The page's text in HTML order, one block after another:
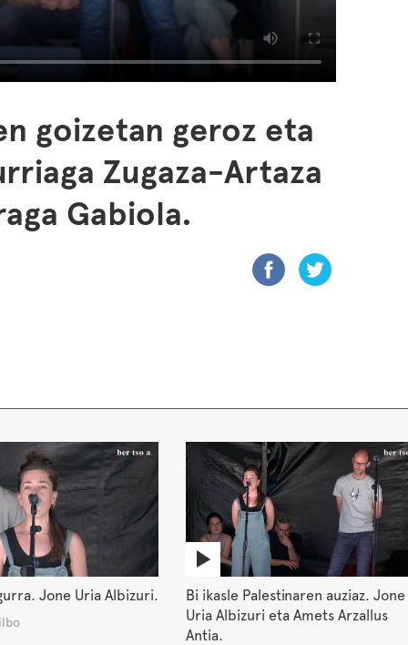
goizetan geroz eta
Zugaza-Artaza
Gabiola.
Jone Uria Albizuri.
Bi ikasle Palestinaren auziaz. Jone
Uria Albizuri eta Amets Arzallus
Antia.